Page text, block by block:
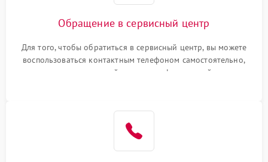
Обращение в сервисный центр
Для того, чтобы обратиться в сервисный центр, вы можете
воспользоваться контактным телефоном самостоятельно,
или оставить свой номер телефона на сайте